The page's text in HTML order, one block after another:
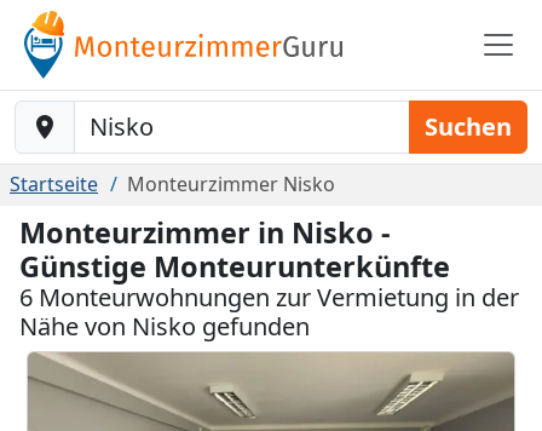
Baustelle-Location Suchen
Startseite Monteurzimmer Nisko
Monteurzimmer in Nisko -
Günstige Monteurunterkünfte
6 Monteurwohnungen zur Vermietung in der
Nähe von Nisko gefunden